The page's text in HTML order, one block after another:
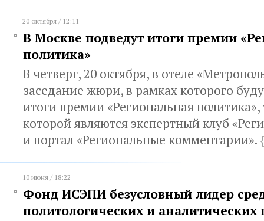
20 октября / 12:11
В Москве подведут итоги премии
политика»
В четверг, 20 октября, в отеле
заседание жюри, в рамках которого
итоги премии «Региональная
которой являются экспертный клуб
и портал «Региональные комментарии». {
10 июня / 18:22
Фонд ИСЭПИ безусловный лидер
политологических и аналитических